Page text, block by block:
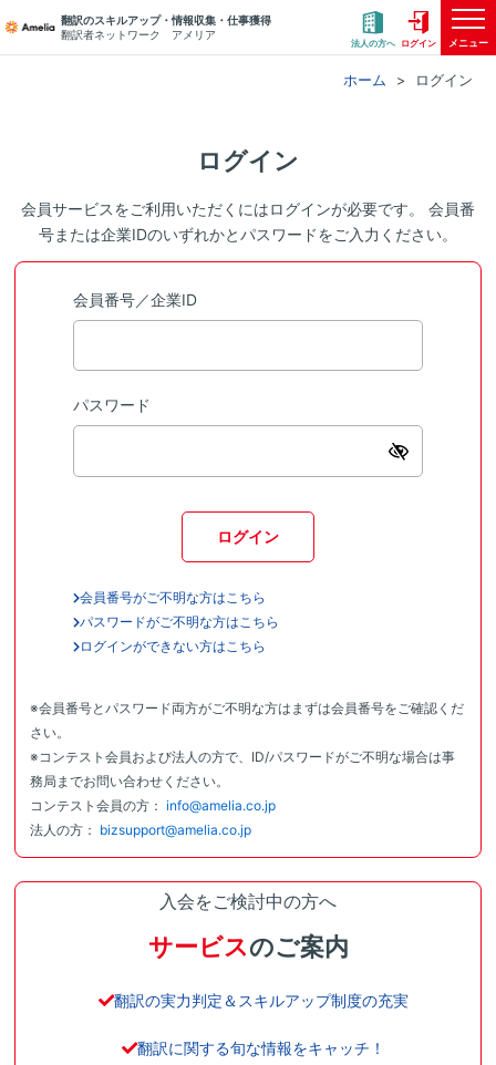
翻訳のスキルアップ・情報収集・仕事獲得
翻訳者ネットワーク アメリア
法人の方へ ログイン メニュー
ホーム ログイン
ログイン
会員サービスをご利用いただくにはログインが必要です。 会員番
号または企業IDのいずれかとパスワードをご入力ください。
会員番号／企業ID
パスワード
ログイン
会員番号がご不明な方はこちら
パスワードがご不明な方はこちら
ログインができない方はこちら
※会員番号とパスワード両方がご不明な方はまずは会員番号をご確認くだ
さい。
※コンテスト会員および法人の方で、ID/パスワードがご不明な場合は事
務局までお問い合わせください。
コンテスト会員の方： info@amelia.co.jp
法人の方： bizsupport@amelia.co.jp
入会をご検討中の方へ
サービスのご案内
翻訳の実力判定＆スキルアップ制度の充実
翻訳に関する旬な情報をキャッチ！